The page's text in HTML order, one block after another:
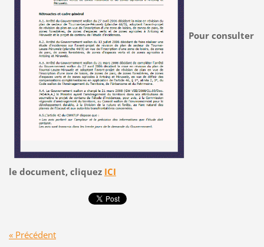
Pour consulter
le document, cliquez ICI
« Précédent